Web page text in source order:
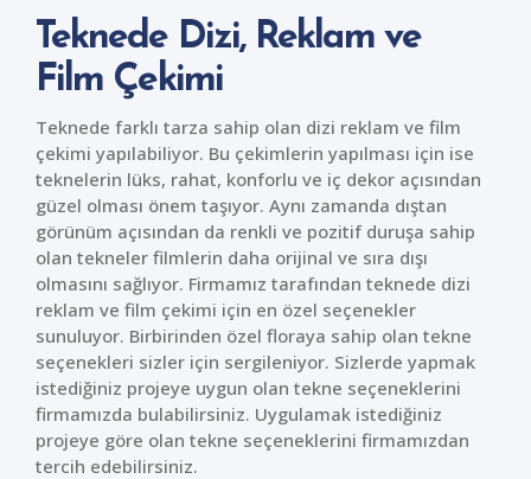
Teknede Dizi, Reklam ve
Film Çekimi
Teknede farklı tarza sahip olan dizi reklam ve film
çekimi yapılabiliyor. Bu çekimlerin yapılması için ise
teknelerin lüks, rahat, konforlu ve iç dekor açısından
güzel olması önem taşıyor. Aynı zamanda dıştan
görünüm açısından da renkli ve pozitif duruşa sahip
olan tekneler filmlerin daha orijinal ve sıra dışı
olmasını sağlıyor. Firmamız tarafından teknede dizi
reklam ve film çekimi için en özel seçenekler
sunuluyor. Birbirinden özel floraya sahip olan tekne
seçenekleri sizler için sergileniyor. Sizlerde yapmak
istediğiniz projeye uygun olan tekne seçeneklerini
firmamızda bulabilirsiniz. Uygulamak istediğiniz
projeye göre olan tekne seçeneklerini firmamızdan
tercih edebilirsiniz.